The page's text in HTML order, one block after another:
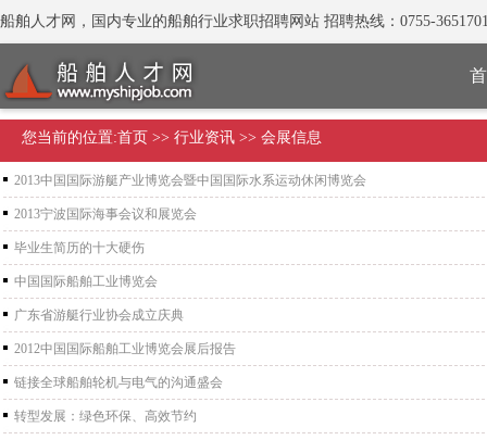
船舶人才网，国内专业的船舶行业求职招聘网站 招聘热线：0755-
您当前的位置:首页 >> 行业资讯 >> 会展信息
2013中国国际游艇产业博览会暨中国国际水系运动休闲博览会
2013宁波国际海事会议和展览会
毕业生简历的十大硬伤
中国国际船舶工业博览会
广东省游艇行业协会成立庆典
2012中国国际船舶工业博览会展后报告
链接全球船舶轮机与电气的沟通盛会
转型发展：绿色环保、高效节约